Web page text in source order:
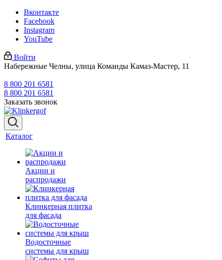
Вконтакте
Facebook
Instagram
YouTube
Войти
Набережные Челны, улица Команды Камаз-Мастер, 11
8 800 201 6581
8 800 201 6581
Заказать звонок
Каталог
Акции и
распродажи
Клинкерная плитка
для фасада
Водосточные
системы для крыш